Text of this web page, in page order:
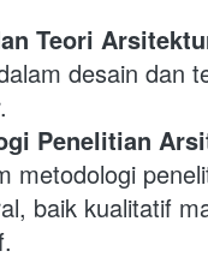
Teori
desain dan
Penelitian
metodologi
baik kualitatif